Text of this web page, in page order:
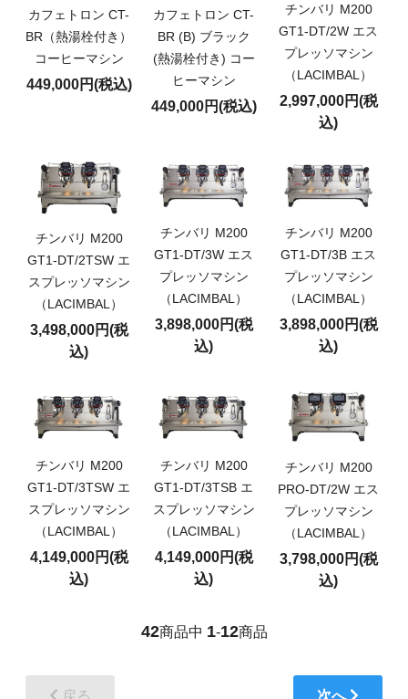
カフェトロン CT-
BR（熱湯栓付き）
コーヒーマシン
449,000円(税込)
カフェトロン CT-
BR (B) ブラック
(熱湯栓付き) コー
ヒーマシン
449,000円(税込)
チンバリ M200
GT1-DT/2W エス
プレッソマシン
（LACIMBAL）
2,997,000円(税
込)
チンバリ M200
GT1-DT/2TSW エ
スプレッソマシン
（LACIMBAL）
3,498,000円(税
込)
チンバリ M200
GT1-DT/3W エス
プレッソマシン
（LACIMBAL）
3,898,000円(税
込)
チンバリ M200
GT1-DT/3B エス
プレッソマシン
（LACIMBAL）
3,898,000円(税
込)
チンバリ M200
GT1-DT/3TSW エ
スプレッソマシン
（LACIMBAL）
4,149,000円(税
込)
チンバリ M200
GT1-DT/3TSB エ
スプレッソマシン
（LACIMBAL）
4,149,000円(税
込)
チンバリ M200
PRO-DT/2W エス
プレッソマシン
（LACIMBAL）
3,798,000円(税
込)
42商品中 1-12商品
戻る 次へ